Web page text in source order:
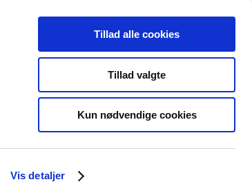
Vis detaljer
Tillad alle cookies
Tillad valgte
Kun nødvendige cookies
Særlige
produktområder